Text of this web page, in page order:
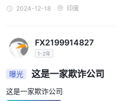
2024-12-18 印度
FX2199914827
1-2年
曝光 这是一家欺诈公司
这是一家欺诈公司